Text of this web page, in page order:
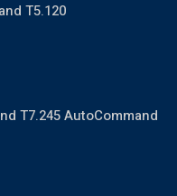
T5.120
T7.245 AutoCommand